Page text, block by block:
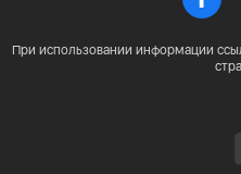
При использовании информации